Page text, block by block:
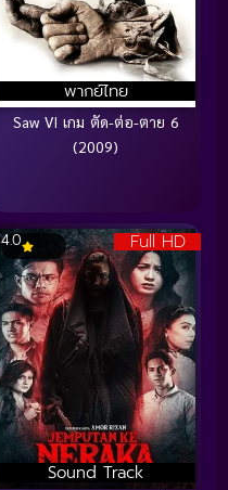
พากย์ไทย
Saw VI เกม ตัด-ต่อ-ตาย 6
(2009)
Full HD
Sound Track
4.0